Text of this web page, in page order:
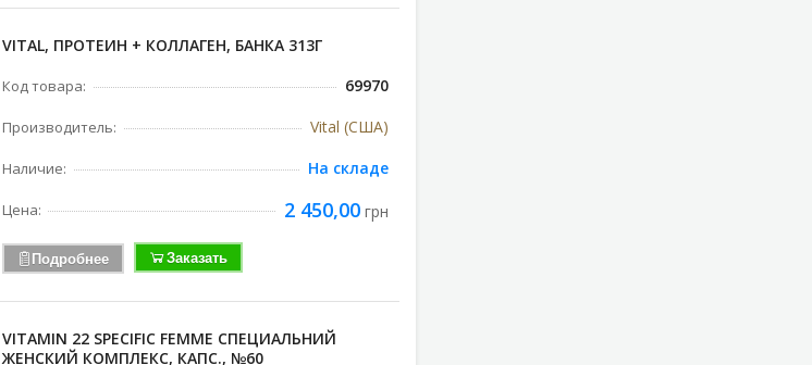
VITAL, ПРОТЕИН + КОЛЛАГЕН, БАНКА 313Г
Код товара: 69970
Производитель: Vital (США)
Наличие: На складе
Цена: 2 450,00грн
Подробнее Заказать
VITAMIN 22 SPECIFIC FEMME СПЕЦИАЛЬНИЙ
ЖЕНСКИЙ КОМПЛЕКС, КАПС., №60